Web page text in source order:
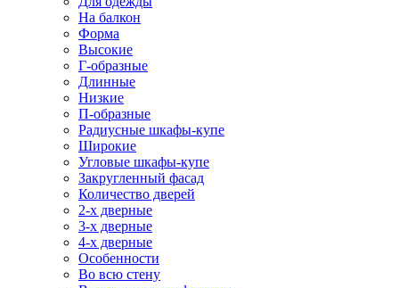
На балкон
Форма
Высокие
Г-образные
Длинные
Низкие
П-образные
Радиусные шкафы-купе
Широкие
Угловые шкафы-купе
Закругленный фасад
Количество дверей
2-х дверные
3-х дверные
4-х дверные
Особенности
Во всю стену